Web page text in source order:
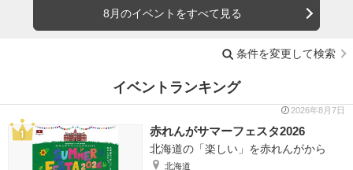
8月のイベントをすべて見る
条件を変更して検索
イベントランキング
2026年8月7日
赤れんがサマーフェスタ2026
北海道の「楽しい」を赤れんがから
北海道